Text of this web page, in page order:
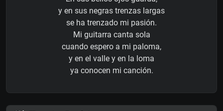
y en sus negras trenzas largas
se ha trenzado mi pasión.
Mi guitarra canta sola
cuando espero a mi paloma,
y en el valle y en la loma
ya conocen mi canción.